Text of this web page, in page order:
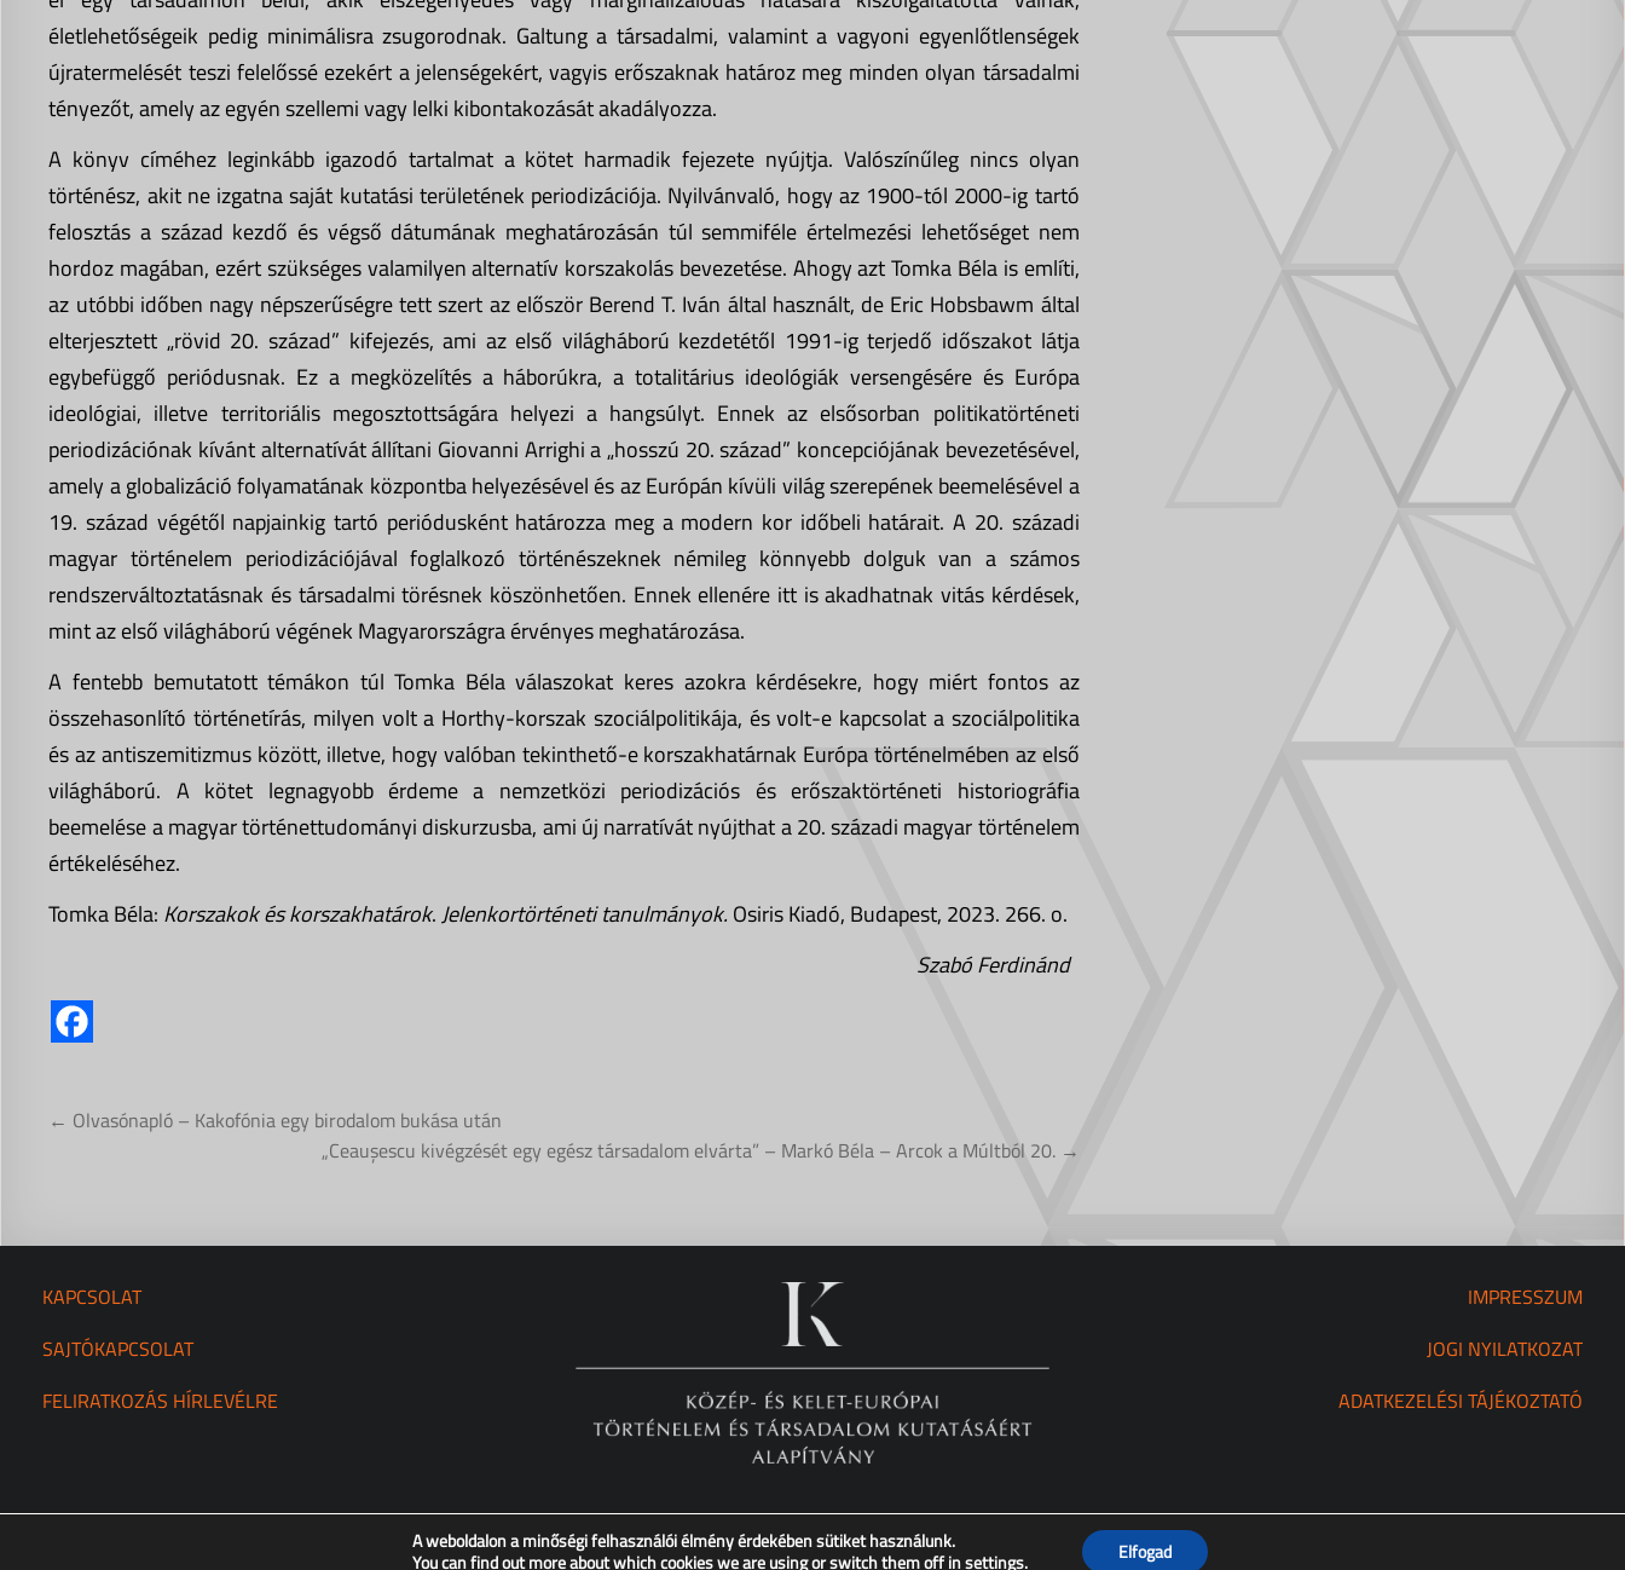
életlehetőségeik pedig minimálisra zsugorodnak. Galtung a társadalmi, valamint a vagyoni egyenlőtlenségek
újratermelését teszi felelőssé ezekért a jelenségekért, vagyis erőszaknak határoz meg minden olyan társadalmi
tényezőt, amely az egyén szellemi vagy lelki kibontakozását akadályozza.
A könyv címéhez leginkább igazodó tartalmat a kötet harmadik fejezete nyújtja. Valószínűleg nincs olyan
történész, akit ne izgatna saját kutatási területének periodizációja. Nyilvánvaló, hogy az 1900-tól 2000-ig tartó
felosztás a század kezdő és végső dátumának meghatározásán túl semmiféle értelmezési lehetőséget nem
hordoz magában, ezért szükséges valamilyen alternatív korszakolás bevezetése. Ahogy azt Tomka Béla is említi,
az utóbbi időben nagy népszerűségre tett szert az először Berend T. Iván által használt, de Eric Hobsbawm által
elterjesztett „rövid 20. század” kifejezés, ami az első világháború kezdetétől 1991-ig terjedő időszakot látja
egybefüggő periódusnak. Ez a megközelítés a háborúkra, a totalitárius ideológiák versengésére és Európa
ideológiai, illetve territoriális megosztottságára helyezi a hangsúlyt. Ennek az elsősorban politikatörténeti
periodizációnak kívánt alternatívát állítani Giovanni Arrighi a „hosszú 20. század” koncepciójának bevezetésével,
amely a globalizáció folyamatának központba helyezésével és az Európán kívüli világ szerepének beemelésével a
19. század végétől napjainkig tartó periódusként határozza meg a modern kor időbeli határait. A 20. századi
magyar történelem periodizációjával foglalkozó történészeknek némileg könnyebb dolguk van a számos
rendszerváltoztatásnak és társadalmi törésnek köszönhetően. Ennek ellenére itt is akadhatnak vitás kérdések,
mint az első világháború végének Magyarországra érvényes meghatározása.
A fentebb bemutatott témákon túl Tomka Béla válaszokat keres azokra kérdésekre, hogy miért fontos az
összehasonlító történetírás, milyen volt a Horthy-korszak szociálpolitikája, és volt-e kapcsolat a szociálpolitika
és az antiszemitizmus között, illetve, hogy valóban tekinthető-e korszakhatárnak Európa történelmében az első
világháború. A kötet legnagyobb érdeme a nemzetközi periodizációs és erőszaktörténeti historiográfia
beemelése a magyar történettudományi diskurzusba, ami új narratívát nyújthat a 20. századi magyar történelem
értékeléséhez.
Tomka Béla: Korszakok és korszakhatárok.Jelenkortörténeti tanulmányok. Osiris Kiadó, Budapest, 2023. 266. o.
Szabó Ferdinánd
Bejegyzés
← Olvasónapló – Kakofónia egy birodalom bukása után
„Ceaușescu kivégzését egy egész társadalom elvárta” – Markó Béla – Arcok a Múltból 20. →
KAPCSOLAT
SAJTÓKAPCSOLAT
FELIRATKOZÁS HÍRLEVÉLRE
IMPRESSZUM
JOGI NYILATKOZAT
ADATKEZELÉSI TÁJÉKOZTATÓ
Copyright © XX. Század Intézet – Minden jog fenntartva!
A weboldalon a minőségi felhasználói élmény érdekében sütiket használunk.
You can find out more about which cookies we are using or switch them off insettings. Elfogad